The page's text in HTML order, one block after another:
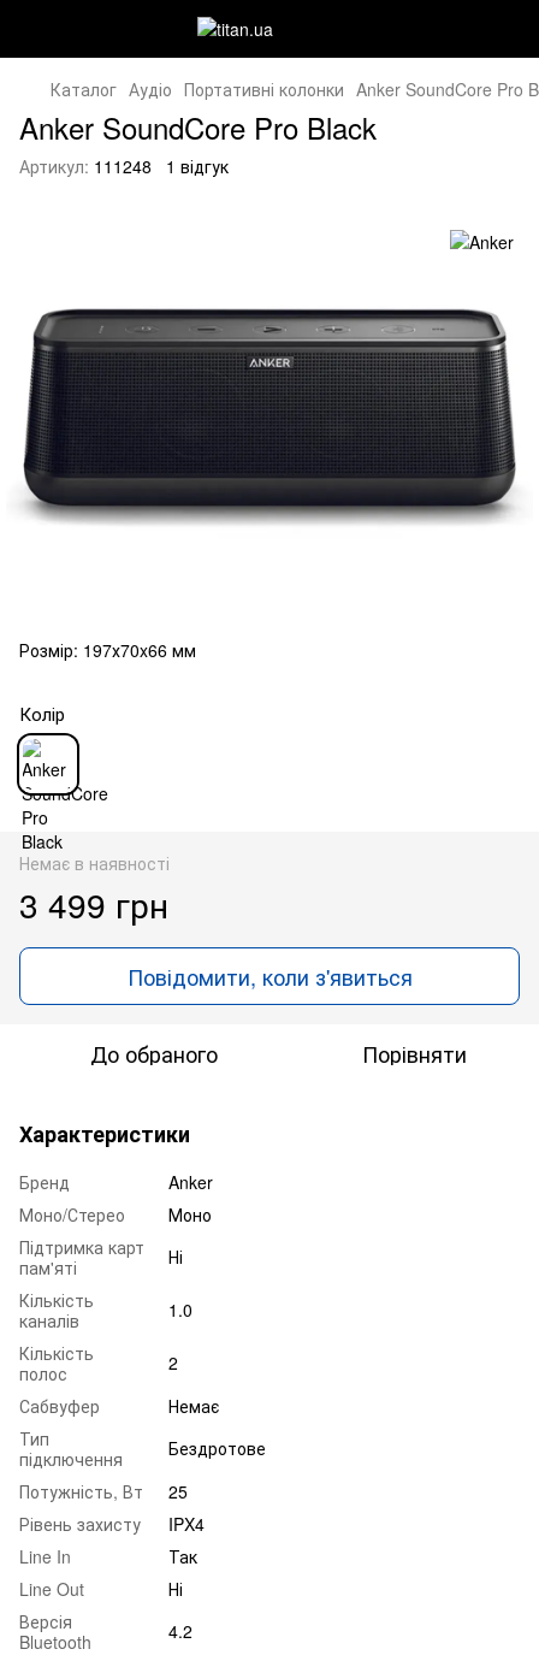
Каталог Аудіо Портативні колонки Anker SoundCore Pro
Anker SoundCore Pro Black
Артикул: 111248 1 відгук
Розмір: 197х70x66 мм
Колір
Немає в наявності
3 499 грн
Повідомити, коли з'явиться
До обраного Порівняти
Характеристики
Бренд
Anker
Моно/Стерео
Моно
Підтримка карт
пам'яті
Ні
Кількість
каналів
1.0
Кількість
полос
2
Сабвуфер
Немає
Тип
підключення
Бездротове
Потужність, Вт
25
Рівень захисту
IPX4
Line In
Так
Line Out
Ні
Версія
Bluetooth
4.2